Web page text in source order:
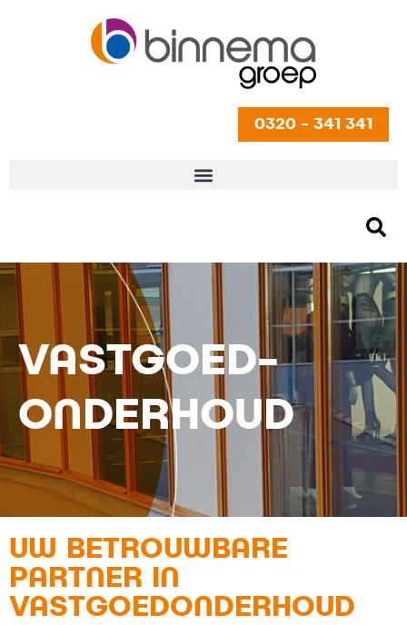
0320 - 341 341
VASTGOED-
ONDERHOUD
UW BETROUWBARE
PARTNER IN
VASTGOEDONDERHOUD